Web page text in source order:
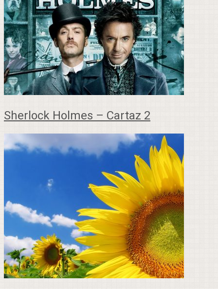
Sherlock Holmes – Cartaz 2